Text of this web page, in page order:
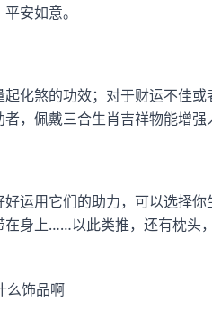
安如意。
化煞的功效；对于财运不佳
，佩戴三合生肖吉祥物能增强
运用它们的助力，可以选择
身上……以此类推，还有枕头
么饰品啊